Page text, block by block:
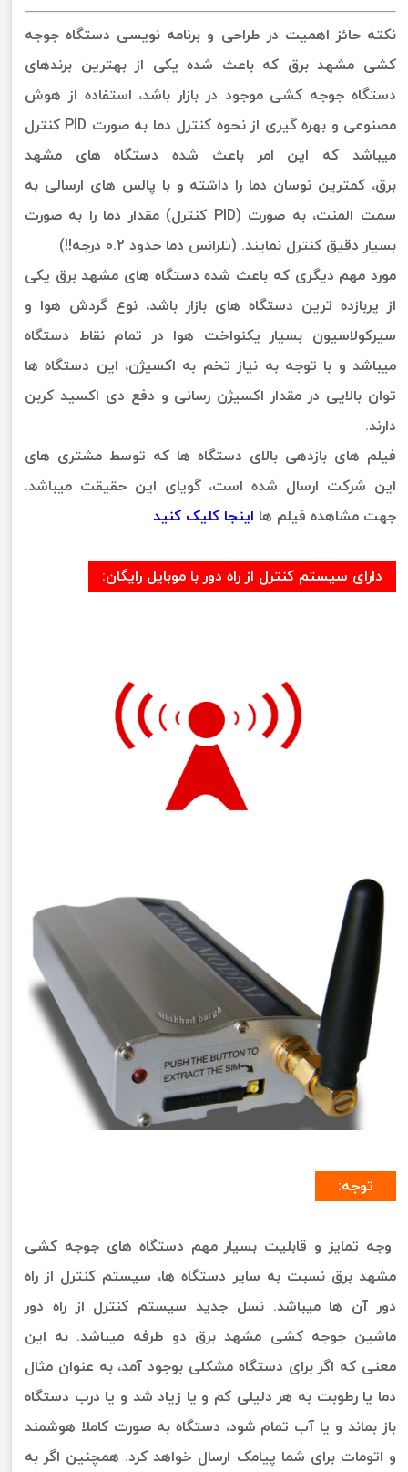
نکته حائز اهمیت در طراحی و برنامه نویسی دستگاه جوجه
کشی مشهد برق که باعث شده یکی از بهترین برندهای
دستگاه جوجه کشی موجود در بازار باشد، استفاده از هوش
مصنوعی و بهره گیری از نحوه کنترل دما به صورت PID کنترل
میباشد که این امر باعث شده دستگاه های مشهد
برق، کمترین نوسان دما را داشته و با پالس های ارسالی به
سمت المنت، به صورت (PID کنترل) مقدار دما را به صورت
بسیار دقیق کنترل نمایند. (تلرانس دما حدود 0.2 درجه!!)
مورد مهم دیگری که باعث شده دستگاه های مشهد برق یکی
از پربازده ترین دستگاه های بازار باشد، نوع گردش هوا و
سیرکولاسیون بسیار یکنواخت هوا در تمام نقاط دستگاه
میباشد و با توجه به نیاز تخم به اکسیژن، این دستگاه ها
توان بالایی در مقدار اکسیژن رسانی و دفع دی اکسید کربن
دارند.
فیلم های بازدهی بالای دستگاه ها که توسط مشتری های
این شرکت ارسال شده است، گویای این حقیقت میباشد.
جهت مشاهده فیلم ها اینجا کلیک کنید
دارای سیستم کنترل از راه دور با موبایل رایگان:
توجه:
وجه تمایز و قابلیت بسیار مهم دستگاه های جوجه کشی
مشهد برق نسبت به سایر دستگاه ها، سیستم کنترل از راه
دور آن ها میباشد. نسل جدید سیستم کنترل از راه دور
ماشین جوجه کشی مشهد برق دو طرفه میباشد. به این
معنی که اگر برای دستگاه مشکلی بوجود آمد، به عنوان مثال
دما یا رطوبت به هر دلیلی کم و یا زیاد شد و یا درب دستگاه
باز بماند و یا آب تمام شود، دستگاه به صورت کاملا هوشمند
و اتومات برای شما پیامک ارسال خواهد کرد. همچنین اگر به